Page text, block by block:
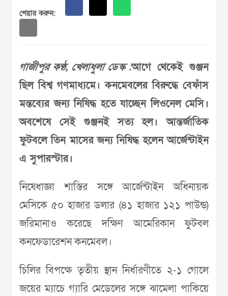
শেয়ার করুন:
গাজীপুর কণ্ঠ, খেলাধুলা ডেস্ক :আগে থেকেই গুঞ্জন
ছিল বিশ্ব গণমাধ্যমে। কনমেবলের বিরুদ্ধে বেফাঁস
মন্তব্যের জন্য নিষিদ্ধ হতে যাচ্ছেন লিওনেল মেসি।
অবশেষে সেই গুঞ্জনই সত্য হল। আন্তর্জাতিক
ফুটবলে তিন মাসের জন্য নিষিদ্ধ হলেন আর্জেন্টাইন
এ সুপারস্টার।
নিষেধাজ্ঞা শাস্তির সঙ্গে আর্জেন্টাইন অধিনায়ক
মেসিকে ৫০ হাজার ডলার (৪১ হাজার ১২১ পাউন্ড)
জরিমানাও করেছে দক্ষিণ আমেরিকান ফুটবল
কনফেডারেশন কনমেবল।
চিলির বিপক্ষে তৃতীয় স্থান নির্ধারণীতে ২-১ গোলে
জয়ের ম্যাচে গ্যারি মেডেলের সঙ্গে ঝামেলা পাকিয়ে